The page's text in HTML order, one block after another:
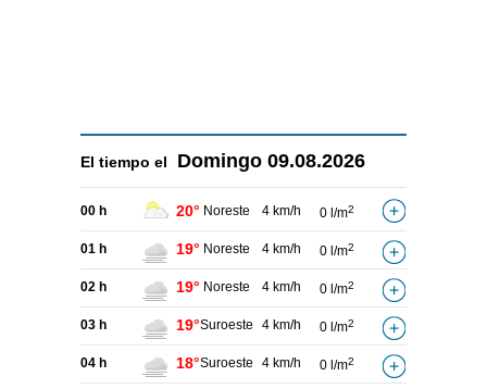
El tiempo el Domingo 09.08.2026
00 h 20° Noreste 4 km/h 0 l/m2
01 h 19° Noreste 4 km/h 0 l/m2
02 h 19° Noreste 4 km/h 0 l/m2
03 h 19°Suroeste 4 km/h 0 l/m2
04 h 18°Suroeste 4 km/h 0 l/m2